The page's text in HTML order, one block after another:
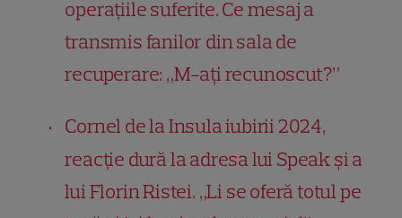
operațiile suferite. Ce mesaj a
transmis fanilor din sala de
recuperare: „M-ați recunoscut?”
Cornel de la Insula iubirii 2024,
reacție dură la adresa lui Speak și a
lui Florin Ristei. „Li se oferă totul pe